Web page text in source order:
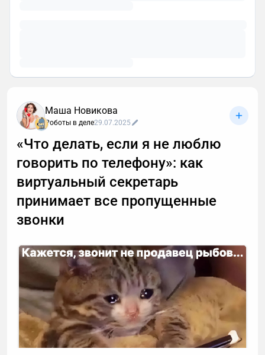
Маша Новикова
Роботы в деле29.07.2025
«Что делать, если я не люблю
говорить по телефону»: как
виртуальный секретарь
принимает все пропущенные
звонки